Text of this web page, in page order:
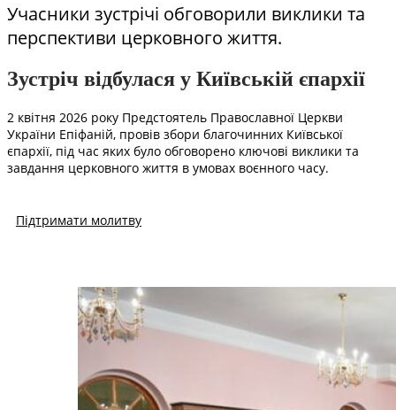
Учасники зустрічі обговорили виклики та
перспективи церковного життя.
Зустріч відбулася у Київській єпархії
2 квітня 2026 року Предстоятель Православної Церкви
України Епіфаній, провів збори благочинних Київської
єпархії, під час яких було обговорено ключові виклики та
завдання церковного життя в умовах воєнного часу.
Підтримати молитву